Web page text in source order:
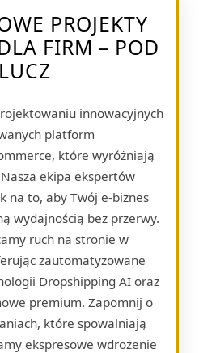
PROJEKTY
FIRM – POD
innowacyjnych
platform
które wyróżniają
ekipa ekspertów
na to, aby Twój e-biznes
wydajnością bez przerwy.
ruch na stronie w
zautomatyzowane
Dropshipping AI oraz
premium. Zapomnij o
które spowalniają
ekspresowe wdrożenie